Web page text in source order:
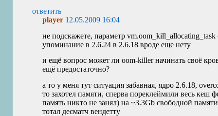
ответить
player 12.05.2009 16:04
не подскажете, параметр
упоминание в 2.6.24 в 2.6.18 вроде еще нету
и ещё вопрос может ли oom-killer начинать своё
ещё предостаточно?
а то у меня тут ситуация забавная, ядро 2.6.18,
то захотел памяти, сперва пореклеймили весь кеш
память никто не занял) на ~3.3Gb свободной
тотал десматч вендетту